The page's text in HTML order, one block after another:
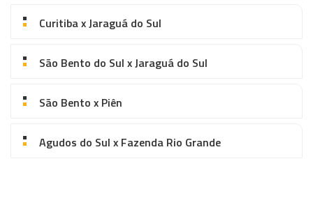
Curitiba x Jaraguá do Sul
São Bento do Sul x Jaraguá do Sul
São Bento x Piên
Agudos do Sul x Fazenda Rio Grande